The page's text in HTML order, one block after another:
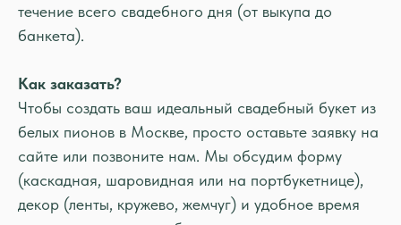
течение всего свадебного дня (от выкупа до
банкета).
Как заказать?
Чтобы создать ваш идеальный свадебный букет из
белых пионов в Москве, просто оставьте заявку на
сайте или позвоните нам. Мы обсудим форму
(каскадная, шаровидная или на портбукетнице),
декор (ленты, кружево, жемчуг) и удобное время